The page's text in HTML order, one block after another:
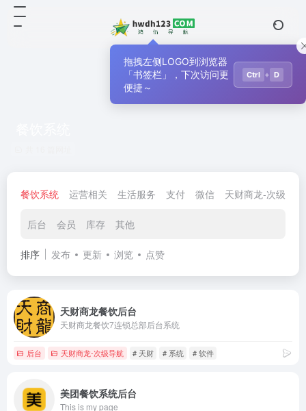
餐饮系统 运营相关 生活服务 支付 微信 天财商龙-次级导航
后台 会员 库存 其他
排序 发布 更新 浏览 点赞
天财商龙餐饮后台
天财商龙餐饮7连锁总部后台系统
后台 天财商龙-次级导航 # 天财 # 系统 # 软件
美团餐饮系统后台
This is my page
拖拽左侧LOGO到浏览器
「书签栏」，下次访问更
便捷～
Ctrl + D